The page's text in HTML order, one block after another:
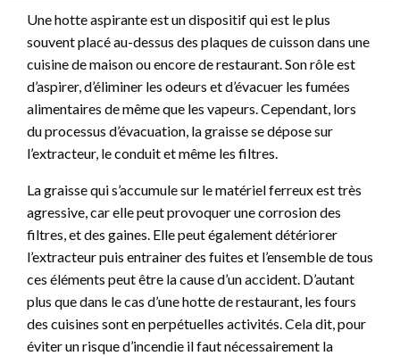
Une hotte aspirante est un dispositif qui est le plus
souvent placé au-dessus des plaques de cuisson dans une
cuisine de maison ou encore de restaurant. Son rôle est
d’aspirer, d’éliminer les odeurs et d’évacuer les fumées
alimentaires de même que les vapeurs. Cependant, lors
du processus d’évacuation, la graisse se dépose sur
l’extracteur, le conduit et même les filtres.
La graisse qui s’accumule sur le matériel ferreux est très
agressive, car elle peut provoquer une corrosion des
filtres, et des gaines. Elle peut également détériorer
l’extracteur puis entrainer des fuites et l’ensemble de tous
ces éléments peut être la cause d’un accident. D’autant
plus que dans le cas d’une hotte de restaurant, les fours
des cuisines sont en perpétuelles activités. Cela dit, pour
éviter un risque d’incendie il faut nécessairement la